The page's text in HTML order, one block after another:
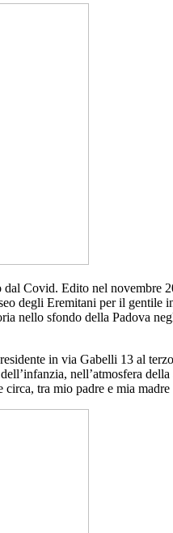
Covid. Edito nel novembre
degli Eremitani per il
nello sfondo della Padova
in via Gabelli 13 al
nell’atmosfera
circa, tra mio padre e mia